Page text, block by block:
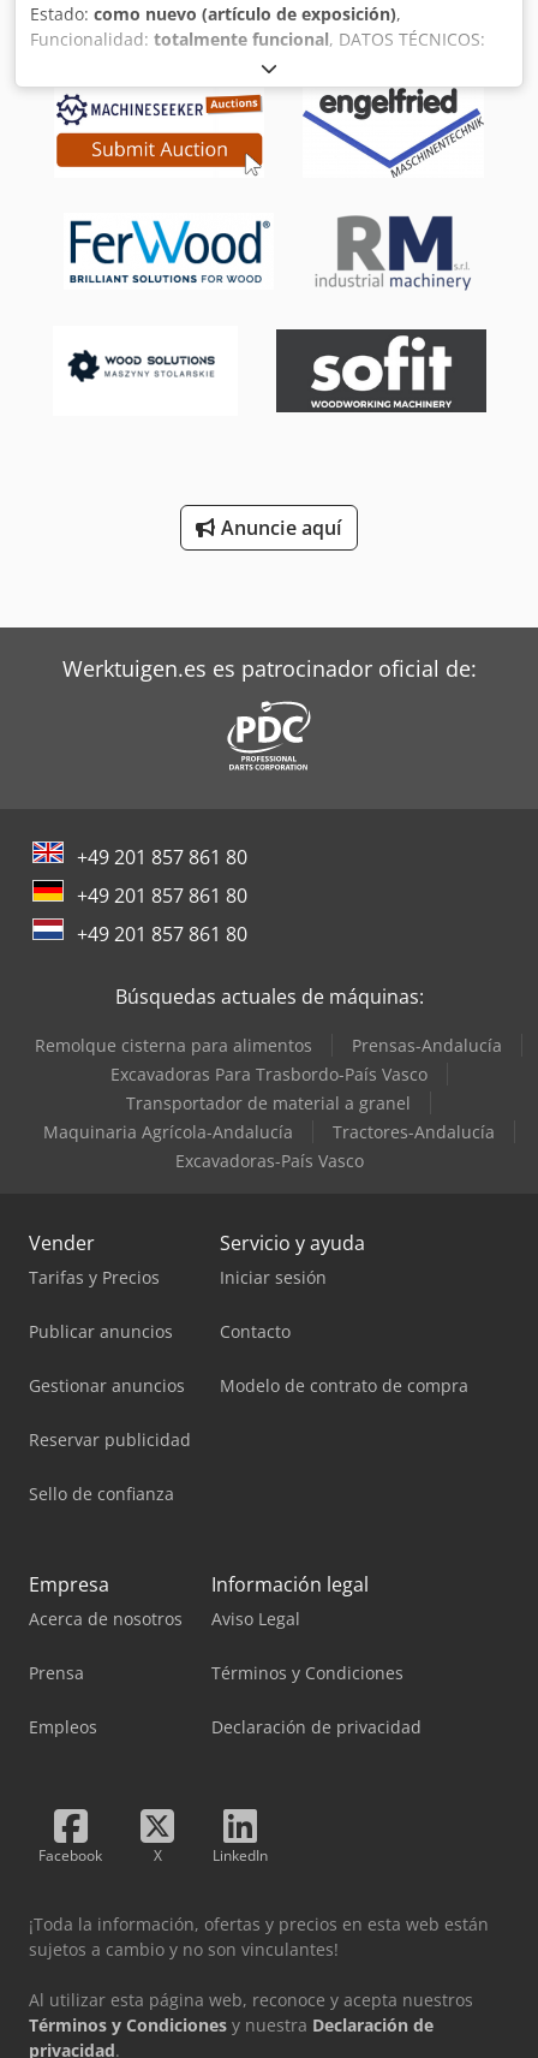
Estado: como nuevo (artículo de exposición),
Funcionalidad: totalmente funcional, DATOS TÉCNICOS:
Cjdpfsqw Uyfex Acierf Características técnicas NOVA F 520
Ancho de trabajo [mm]: 520 Longitud total de las mesas
[mm]: 2750 Longitud de la mesa de entrada [mm]: 1550
Longitud de la mesa de salida [mm]: 1200 Diámetro del eje
de cuchillas [mm]: 120 Velocidad del eje rpm: 5000
Regla guía de aluminio para cepillo [mm]: 1200 x 190
Inclinación del tope del cepillo °: 90 - 45 Altura de la mesa
de trabajo desde el suelo [mm]: 845 Diámetro de la
conexión de aspiración [mm]: 120 Desbaste máximo [mm]:
integradas adicionales: * Cabezal espiral "XYLENT"
Anuncie aquí
Werktuigen.es es patrocinador oficial de:
+49 201 857 861 80
+49 201 857 861 80
+49 201 857 861 80
Búsquedas actuales de máquinas:
Remolque cisterna para alimentos
Prensas-Andalucía
Excavadoras Para Trasbordo-País Vasco
Transportador de material a granel
Maquinaria Agrícola-Andalucía
Tractores-Andalucía
Excavadoras-País Vasco
Vender
Tarifas y Precios
Publicar anuncios
Gestionar anuncios
Reservar publicidad
Sello de confianza
Servicio y ayuda
Iniciar sesión
Contacto
Modelo de contrato de compra
Empresa
Acerca de nosotros
Prensa
Empleos
Información legal
Aviso Legal
Términos y Condiciones
Declaración de privacidad
Facebook X LinkedIn
¡Toda la información, ofertas y precios en esta web están
sujetos a cambio y no son vinculantes!
Al utilizar esta página web, reconoce y acepta nuestros
Términos y Condiciones y nuestra Declaración de
privacidad.